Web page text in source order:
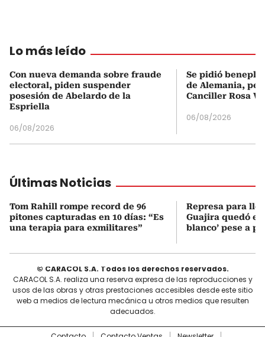
Lo más leído
Con nueva demanda sobre fraude
electoral, piden suspender
posesión de Abelardo de la
Espriella
06/08/2026
Se pidió
de Alemania,
Canciller Rosa
06/08/2026
Últimas Noticias
Tom Rahill rompe record de 96
pitones capturadas en 10 días: “Es
una terapia para exmilitares”
Represa para
Guajira quedó en
blanco’ pese a
© CARACOL S.A. Todos los derechos reservados.
CARACOL S.A. realiza una reserva expresa de las reproducciones y
usos de las obras y otras prestaciones accesibles desde este sitio
web a medios de lectura mecánica u otros medios que resulten
adecuados.